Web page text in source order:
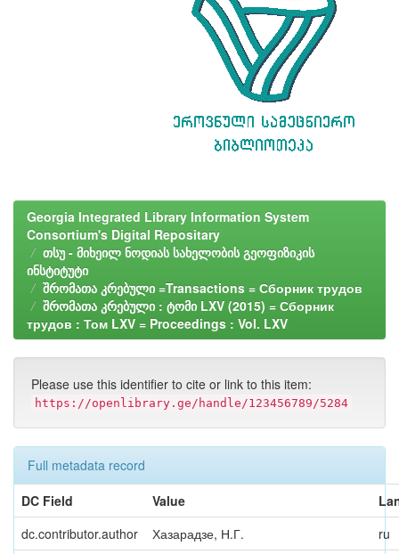
Georgia Integrated Library Information System
Consortium's Digital Repositary
თსუ - მიხეილ ნოდიას სახელობის გეოფიზიკის
ინსტიტუტი
შრომათა კრებული =Transactions = Сборник трудов
შრომათა კრებული : ტომი LXV (2015) = Сборник
трудов : Том LXV = Proceedings : Vol. LXV
Please use this identifier to cite or link to this item:
https://openlibrary.ge/handle/123456789/5284
Full metadata record
DC Field
Value
dc.contributor.author
Хазарадзе, Н.Г.
ru